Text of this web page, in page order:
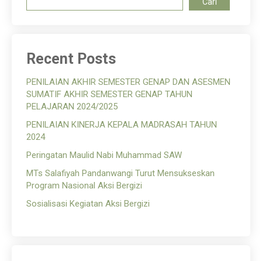
Recent Posts
PENILAIAN AKHIR SEMESTER GENAP DAN ASESMEN
SUMATIF AKHIR SEMESTER GENAP TAHUN
PELAJARAN 2024/2025
PENILAIAN KINERJA KEPALA MADRASAH TAHUN
2024
Peringatan Maulid Nabi Muhammad SAW
MTs Salafiyah Pandanwangi Turut Mensukseskan
Program Nasional Aksi Bergizi
Sosialisasi Kegiatan Aksi Bergizi